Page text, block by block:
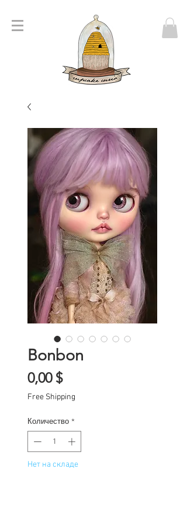
Bonbon
0,00 $Цена
Free Shipping
Количество *
Нет на складе